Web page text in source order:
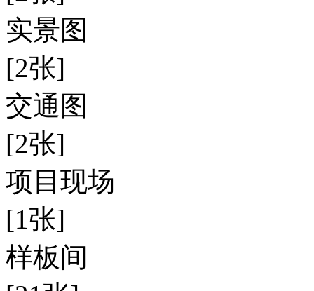
实景图
[2张]
交通图
[2张]
项目现场
[1张]
样板间